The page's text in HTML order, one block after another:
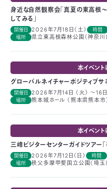
閉じる
身近な自然観察会「真夏の東高根
してみる」
開催日 2026年7月18日（土） 時間
場所 県立東高根森林公園（神奈川
本イベン
グローバルネイチャーポジティブ
開催日 2026年7月14日 （火） ～16日
場所 熊本城ホール （熊本県熊本市
本イベン
三峰ビジターセンターガイドツアー
開催日 2026年7月12日（日） 時間
場所 秩父多摩甲斐国立公園（埼玉